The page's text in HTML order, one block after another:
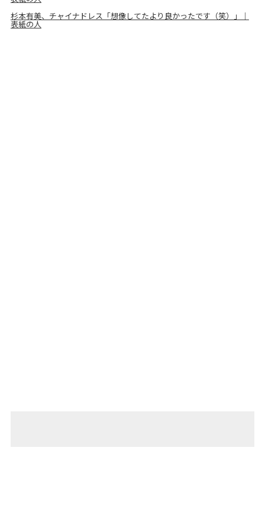
杉本有美、チャイナドレス「想像してたより良かったです（笑）」｜
表紙の人